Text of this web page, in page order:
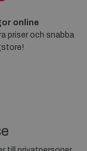
online
priser och snabba